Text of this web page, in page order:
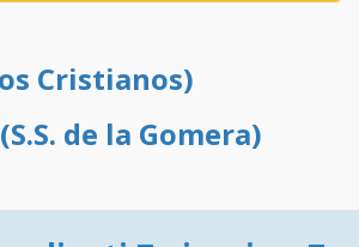
Cristianos)
de la Gomera)